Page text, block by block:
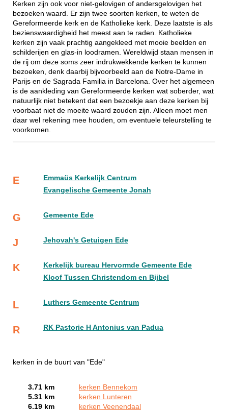
Kerken zijn ook voor niet-gelovigen of andersgelovigen het
bezoeken waard. Er zijn twee soorten kerken, te weten de
Gereformeerde kerk en de Katholieke kerk. Deze laatste is als
bezienswaardigheid het meest aan te raden. Katholieke
kerken zijn vaak prachtig aangekleed met mooie beelden en
schilderijen en glas-in loodramen. Wereldwijd staan mensen in
de rij om deze soms zeer indrukwekkende kerken te kunnen
bezoeken, denk daarbij bijvoorbeeld aan de Notre-Dame in
Parijs en de Sagrada Familia in Barcelona. Over het algemeen
is de aankleding van Gereformeerde kerken wat soberder, wat
natuurlijk niet betekent dat een bezoekje aan deze kerken bij
voorbaat niet de moeite waard zouden zijn. Alleen moet men
daar wel rekening mee houden, om eventuele teleurstelling te
voorkomen.
E
Emmaüs Kerkelijk Centrum
Evangelische Gemeente Jonah
G Gemeente Ede
J Jehovah's Getuigen Ede
K
Kerkelijk bureau Hervormde Gemeente Ede
Kloof Tussen Christendom en Bijbel
L Luthers Gemeente Centrum
R RK Pastorie H Antonius van Padua
kerken in de buurt van "Ede"
3.71 km
kerken Bennekom
5.31 km
kerken Lunteren
6.19 km
kerken Veenendaal